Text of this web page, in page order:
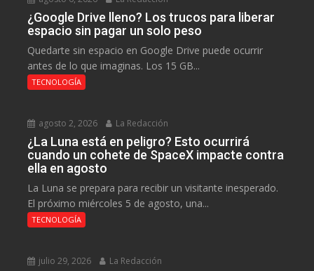
¿Google Drive lleno? Los trucos para liberar
espacio sin pagar un solo peso
Quedarte sin espacio en Google Drive puede ocurrir
antes de lo que imaginas. Los 15 GB...
TECNOLOGÍA
agosto 2, 2026 La Redacción
¿La Luna está en peligro? Esto ocurrirá
cuando un cohete de SpaceX impacte contra
ella en agosto
La Luna se prepara para recibir un visitante inesperado.
El próximo miércoles 5 de agosto, una...
TECNOLOGÍA
julio 29, 2026 La Redacción